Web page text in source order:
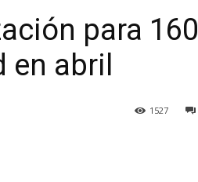
para 160
abril
1527